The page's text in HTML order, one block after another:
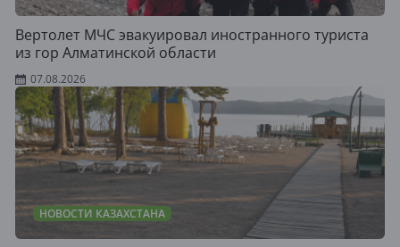
Вертолет МЧС эвакуировал иностранного туриста
из гор Алматинской области
07.08.2026
НОВОСТИ КАЗАХСТАНА